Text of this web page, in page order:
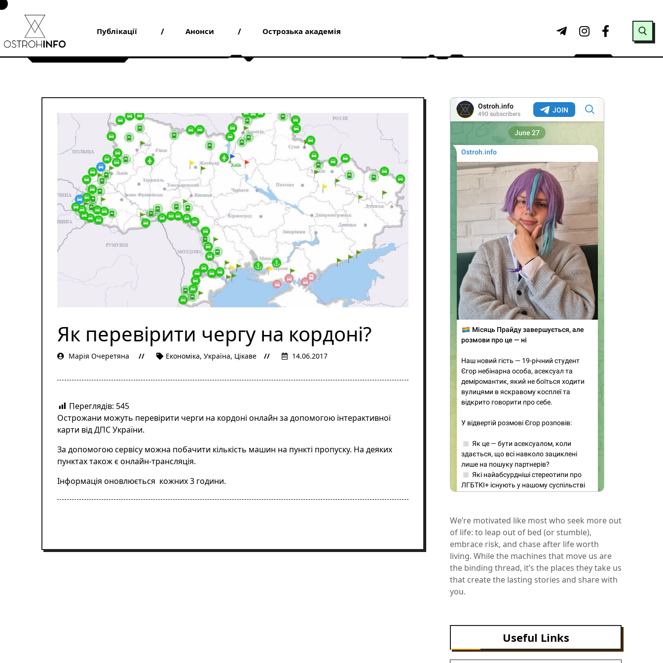
Skip
content
Публікації Анонси Острозька академія
Як перевірити чергу на кордоні?
Марія Очеретяна Економіка, Україна, Цікаве 14.06.2017
Переглядів: 545
Острожани можуть перевірити черги на кордоні онлайн за допомогою інтерактивної
карти від ДПС України.
За допомогою сервісу можна побачити кількість машин на пункті пропуску. На деяких
пунктах також є онлайн-трансляція.
Інформація оновлюється кожних 3 години.
We’re motivated like most who seek more out
of life: to leap out of bed (or stumble),
embrace risk, and chase after life worth
living. While the machines that move us are
the binding thread, it’s the places they take us
that create the lasting stories and share with
you.
Useful Links